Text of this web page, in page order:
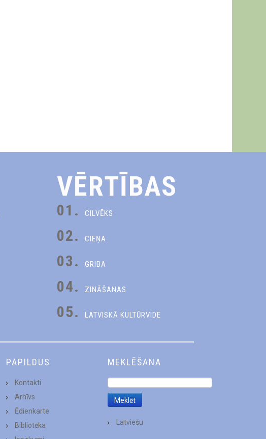
VĒRTĪBAS
01. CILVĒKS
02. CIEŅA
03. GRIBA
04. ZINĀŠANAS
05. LATVISKĀ KULTŪRVIDE
PAPILDUS
Kontakti
Arhīvs
Ēdienkarte
Bibliotēka
MEKLĒŠANA
Latviešu